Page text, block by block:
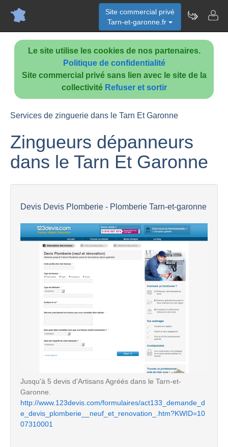
Le site utilise les cookies de nos partenaires.
Politique de confidentialité
Site commercial privé sans lien avec le site de la
collectivité Refuser et sortir
Site commercial privé
Tarn-et-garonne.fr
Services de zinguerie dans le Tarn Et Garonne
Zingueurs dépanneurs
dans le Tarn Et Garonne
Devis Devis Plomberie - Plomberie Tarn-et-garonne
Jusqu'à 5 devis d'Artisans Agréés dans le Tarn-et-
Garonne.
http://www.123devis.com/formulaires/act133_demande_d
e_devis_plomberie__neuf_et_renovation_.htm?KWID=10
07310001